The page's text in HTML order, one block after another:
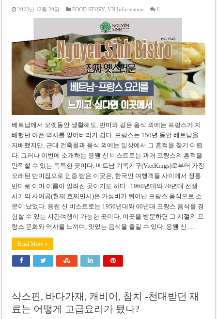
2023년 12월 20일 FOOD STORY,VN Information 0
베트남에서 오랫동안 생활해도, 반미와 같은 음식 외에는 프랑스가 지
배했던 아픈 역사를 잊어버리기 쉽다. 프랑스는 150년 동안 베트남을
지배했지만, 근대 건축물과 음식 외에는 일상에서 그 흔적을 찾기 어렵
다. 그러나 이번에 소개하는 응웬 신 비스트로는 과거 프랑스의 흔적을
만끽할 수 있는 독특한 곳이다. 베트남 기록기구(VietKings)로부터 가장
오래된 반미집으로 인증 받은 이곳은, 한국인 여행객들 사이에서 정통
반미로 이미 이름이 알려진 곳이기도 하다 . 1960년대와 70년대 전쟁
시기의 사이공(현재 호찌민시)은 가성비가 뛰어난 프랑스 음식으로 소
문이 났었다. 응웬 신 비스트로는 1950년대와 60년대 프랑스 음식을 경
험할 수 있는 시간여행이 가능한 곳이다. 이곳을 방문하면 그 시절의 프
랑스 문화와 역사를 느끼며, 맛있는 음식을 즐길 수 있다. 응웬 신 …
Read More »
샥스핀, 바다가재, 캐비어, 참치 -천대받던 재
료는 어떻게 고급요리가 됐나?